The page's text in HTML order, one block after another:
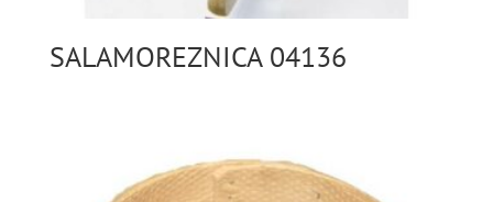
SALAMOREZNICA 04136